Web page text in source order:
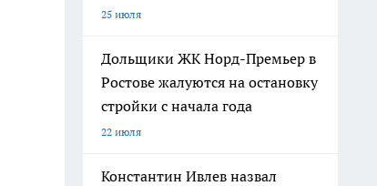
25 июля
Дольщики ЖК Норд-Премьер в
Ростове жалуются на остановку
стройки с начала года
22 июля
Константин Ивлев назвал